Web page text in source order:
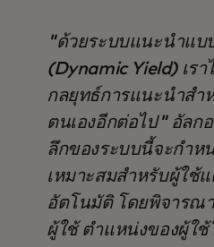
"ด้วยระบบแนะนำแบ
(Dynamic Yield) เรา
กลยุทธ์การแนะนำสำ
ตนเองอีกต่อไป" อัลก
ลึกของระบบนี้จะกำห
เหมาะสมสำหรับผู้ใช้
อัตโนมัติ โดยพิจารณ
ผู้ใช้ ตำแหน่งของผู้ใช้